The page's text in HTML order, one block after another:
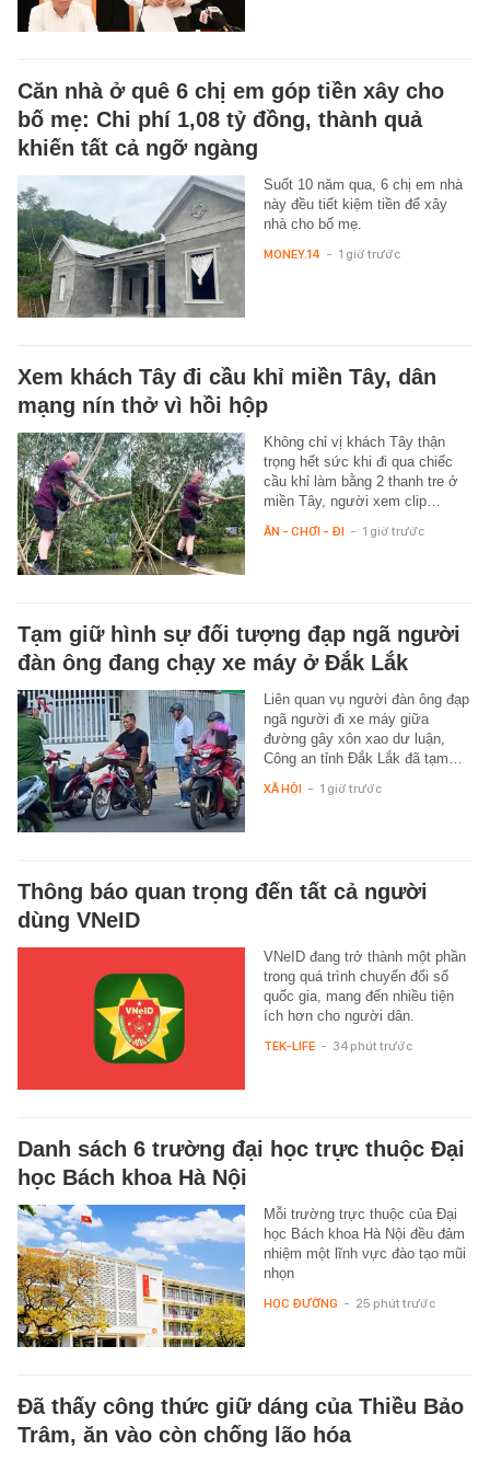
Căn nhà ở quê 6 chị em góp tiền xây cho
bố mẹ: Chi phí 1,08 tỷ đồng, thành quả
khiến tất cả ngỡ ngàng
Suốt 10 năm qua, 6 chị em nhà
này đều tiết kiệm tiền để xây
nhà cho bố mẹ.
MONEY.14 - 1 giờ trước
Xem khách Tây đi cầu khỉ miền Tây, dân
mạng nín thở vì hồi hộp
Không chỉ vị khách Tây thận
trọng hết sức khi đi qua chiếc
cầu khỉ làm bằng 2 thanh tre ở
miền Tây, người xem clip…
ĂN - CHƠI - ĐI - 1 giờ trước
Tạm giữ hình sự đối tượng đạp ngã người
đàn ông đang chạy xe máy ở Đắk Lắk
Liên quan vụ người đàn ông đạp
ngã người đi xe máy giữa
đường gây xôn xao dư luận,
Công an tỉnh Đắk Lắk đã tạm…
XÃ HỘI - 1 giờ trước
Thông báo quan trọng đến tất cả người
dùng VNeID
VNeID đang trở thành một phần
trong quá trình chuyển đổi số
quốc gia, mang đến nhiều tiện
ích hơn cho người dân.
TEK-LIFE - 34 phút trước
Danh sách 6 trường đại học trực thuộc Đại
học Bách khoa Hà Nội
Mỗi trường trực thuộc của Đại
học Bách khoa Hà Nội đều đảm
nhiệm một lĩnh vực đào tạo mũi
nhọn
HỌC ĐƯỜNG - 25 phút trước
Đã thấy công thức giữ dáng của Thiều Bảo
Trâm, ăn vào còn chống lão hóa